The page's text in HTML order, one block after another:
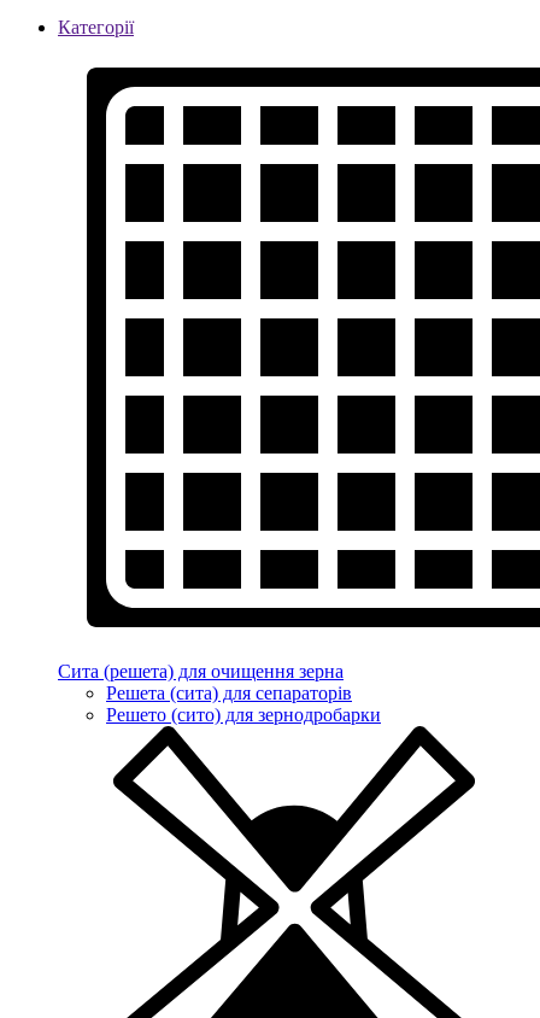
Категорії
Сита (решета) для очищення зерна
Решета (сита) для сепараторів
Решето (сито) для зернодробарки